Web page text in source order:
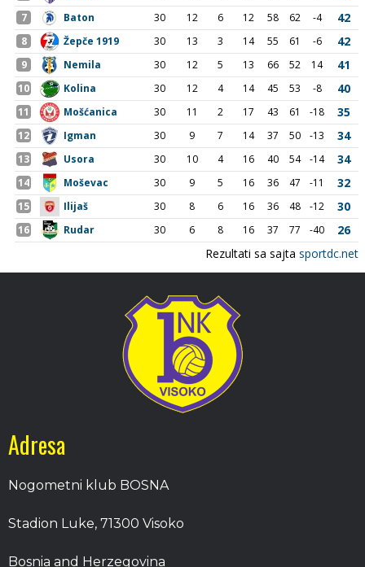
Adresa
Nogometni klub BOSNA
Stadion Luke, 71300 Visoko
Bosnia and Herzegovina